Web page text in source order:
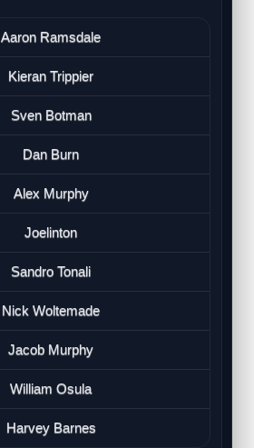
Aaron Ramsdale
Kieran Trippier
Sven Botman
Dan Burn
Alex Murphy
Joelinton
Sandro Tonali
Nick Woltemade
Jacob Murphy
William Osula
Harvey Barnes